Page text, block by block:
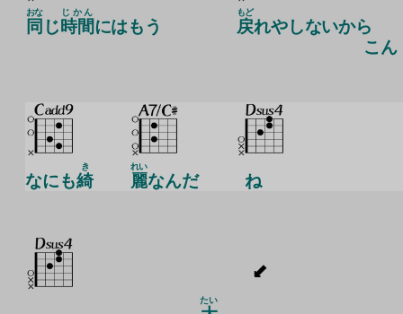
同
おな
じ 時間
じかん
にはもう 戻
もど
れやしないから
こん
なにも綺
き
麗
れい
なんだ ね
たい